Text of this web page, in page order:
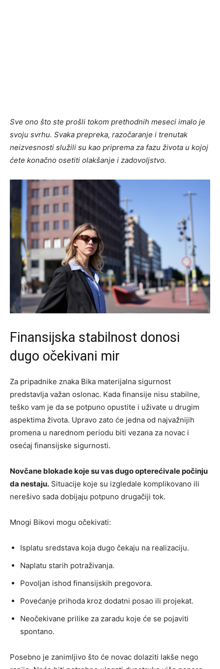
Sve ono što ste prošli tokom prethodnih meseci imalo je
svoju svrhu. Svaka prepreka, razočaranje i trenutak
neizvesnosti služili su kao priprema za fazu života u kojoj
ćete konačno osetiti olakšanje i zadovoljstvo.
Finansijska stabilnost donosi
dugo očekivani mir
Za pripadnike znaka Bika materijalna sigurnost
predstavlja važan oslonac. Kada finansije nisu stabilne,
teško vam je da se potpuno opustite i uživate u drugim
aspektima života. Upravo zato će jedna od najvažnijih
promena u narednom periodu biti vezana za novac i
osećaj finansijske sigurnosti.
Novčane blokade koje su vas dugo opterećivale počinju
da nestaju. Situacije koje su izgledale komplikovano ili
nerešivo sada dobijaju potpuno drugačiji tok.
Mnogi Bikovi mogu očekivati:
Isplatu sredstava koja dugo čekaju na realizaciju.
Naplatu starih potraživanja.
Povoljan ishod finansijskih pregovora.
Povećanje prihoda kroz dodatni posao ili projekat.
Neočekivane prilike za zaradu koje će se pojaviti
spontano.
Posebno je zanimljivo što će novac dolaziti lakše nego